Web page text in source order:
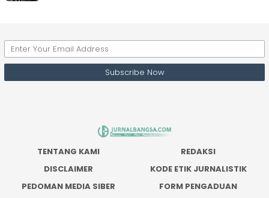
TENTANG KAMI
REDAKSI
DISCLAIMER
KODE ETIK JURNALISTIK
PEDOMAN MEDIA SIBER
FORM PENGADUAN